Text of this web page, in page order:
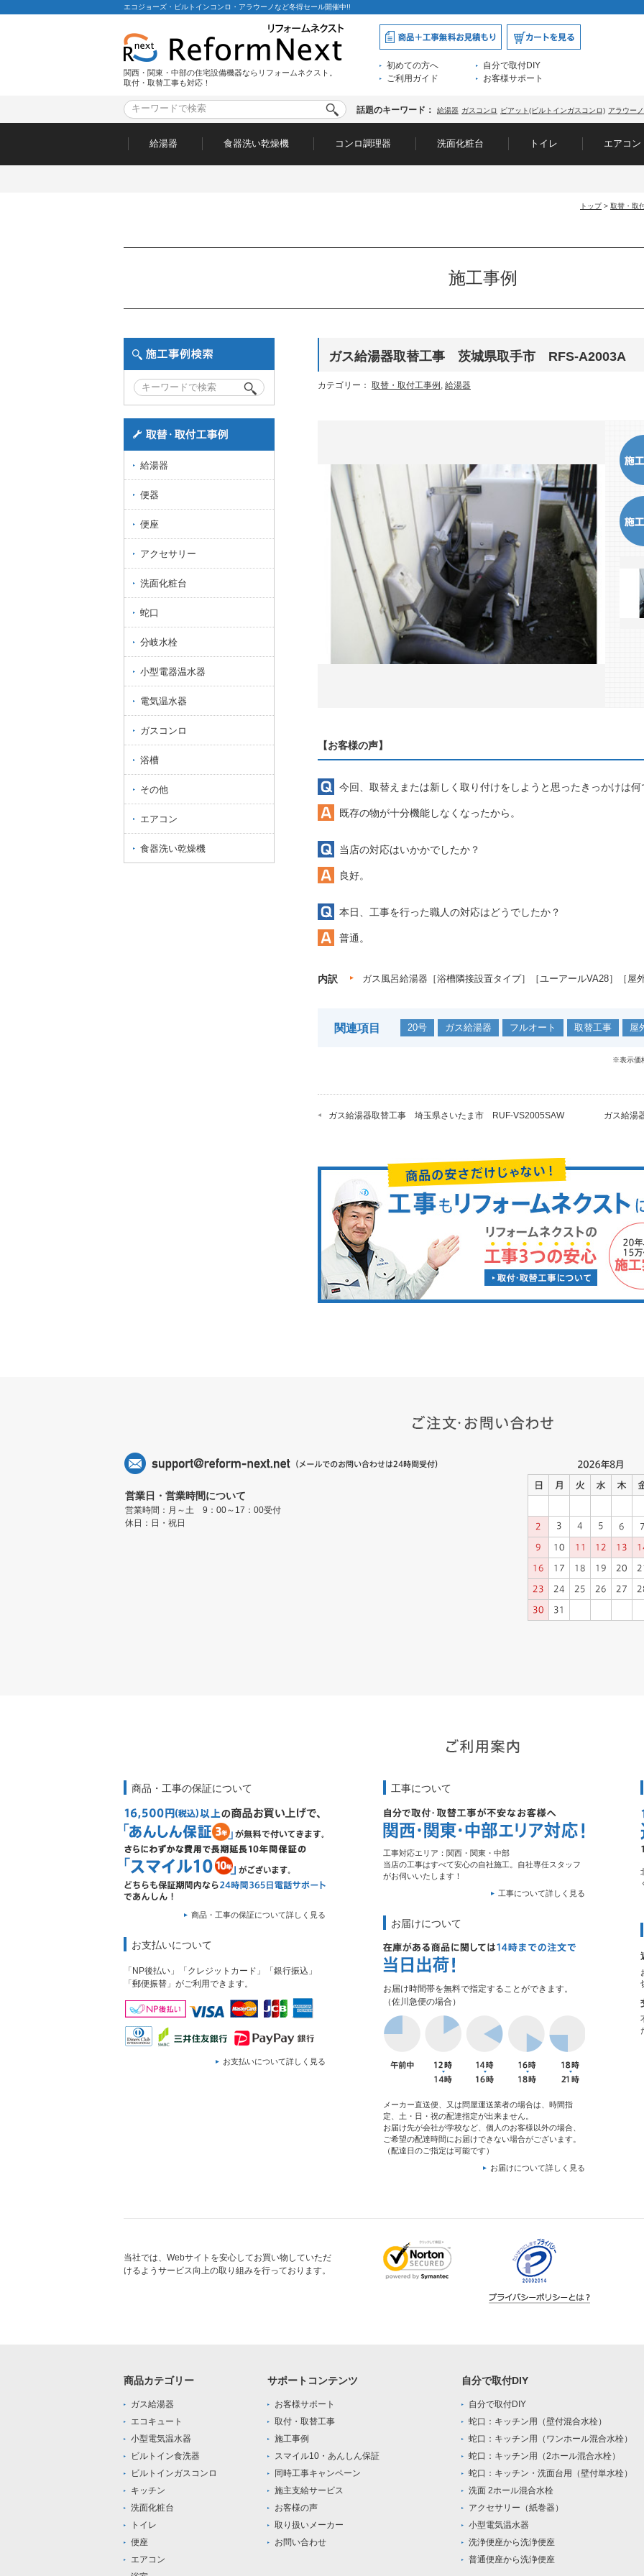
エコジョーズ・ビルトインコンロ・アラウーノなど冬得セール開催中!!
関西・関東・中部の住宅設備機器ならリフォームネクスト。
取付・取替工事も対応！
初めての方へ
自分で取付DIY
ご利用ガイド
お客様サポート
話題のキーワード： 給湯器 ガスコンロ ピアット(ビルトインガスコンロ) アラウー
給湯器 食器洗い乾燥機 コンロ調理器 洗面化粧台 トイレ エアコン
トップ> 取替・取
施工事例
ガス給湯器取替工事 茨城県取手市 RFS-A2003A
カテゴリー： 取替・取付工事例 , 給湯器
【お客様の声】
今回、取替えまたは新しく取り付けをしようと思ったきっかけは何
既存の物が十分機能しなくなったから。
当店の対応はいかかでしたか？
良好。
本日、工事を行った職人の対応はどうでしたか？
普通。
内訳 ガス風呂給湯器［浴槽隣接設置タイプ］［ユーアールVA28］［屋
関連項目 20号 ガス給湯器 フルオート 取替工事 屋
※表示価
ガス給湯器取替工事 埼玉県さいたま市 RUF-VS2005SAW ガス給湯
給湯器
便器
便座
アクセサリー
洗面化粧台
蛇口
分岐水栓
小型電器温水器
電気温水器
ガスコンロ
浴槽
その他
エアコン
食器洗い乾燥機
営業日・営業時間について
営業時間：月～土 9：00～17：00受付
休日：日・祝日
商品・工事の保証について
商品・工事の保証について詳しく見る
お支払いについて
「NP後払い」「クレジットカード」「銀行振込」
「郵便振替」がご利用できます。
お支払いについて詳しく見る
工事について
工事対応エリア：関西・関東・中部
当店の工事はすべて安心の自社施工。自社専任スタッフ
がお伺いいたします！
工事について詳しく見る
お届けについて
お届け時間帯を無料で指定することができます。
（佐川急便の場合）
メーカー直送便、又は問屋運送業者の場合は、時間指
定、土・日・祝の配達指定が出来ません。
お届け先が会社が学校など、個人のお客様以外の場合、
ご希望の配達時間にお届けできない場合がございます。
（配達日のご指定は可能です）
お届けについて詳しく見る
当社では、Webサイトを安心してお買い物していただ
けるようサービス向上の取り組みを行っております。
商品カテゴリー
ガス給湯器
エコキュート
小型電気温水器
ビルトイン食洗器
ビルトインガスコンロ
キッチン
洗面化粧台
トイレ
便座
エアコン
サポートコンテンツ
お客様サポート
取付・取替工事
施工事例
スマイル10・あんしん保証
同時工事キャンペーン
施主支給サービス
お客様の声
取り扱いメーカー
お問い合わせ
自分で取付DIY
自分で取付DIY
蛇口：キッチン用（壁付混合水栓）
蛇口：キッチン用（ワンホール混合水栓）
蛇口：キッチン用（2ホール混合水栓）
蛇口：キッチン・洗面台用（壁付単水栓）
洗面 2ホール混合水栓
アクセサリー（紙巻器）
小型電気温水器
洗浄便座から洗浄便座
普通便座から洗浄便座